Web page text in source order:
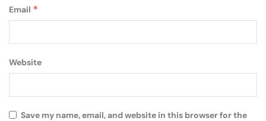
Email *
Website
Save my name, email, and website in this browser for the